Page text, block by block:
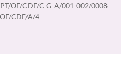
PT/OF/CDF/C-G-A/001-002/0008
CDF/A/4